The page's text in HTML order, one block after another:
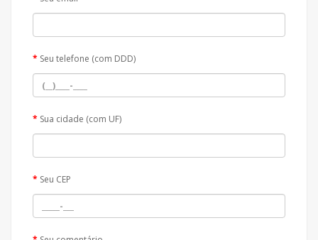
Seu telefone (com DDD)
Sua cidade (com UF)
Seu CEP